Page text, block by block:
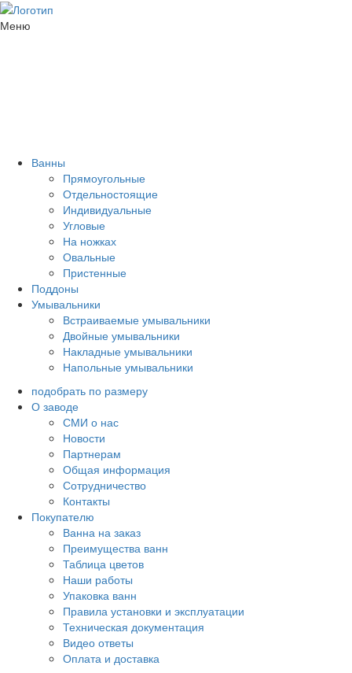
Меню
Ванны
Прямоугольные
Отдельностоящие
Индивидуальные
Угловые
На ножках
Овальные
Пристенные
Поддоны
Умывальники
Встраиваемые умывальники
Двойные умывальники
Накладные умывальники
Напольные умывальники
подобрать по размеру
О заводе
СМИ о нас
Новости
Партнерам
Общая информация
Сотрудничество
Контакты
Покупателю
Ванна на заказ
Преимущества ванн
Таблица цветов
Наши работы
Упаковка ванн
Правила установки и эксплуатации
Техническая документация
Видео ответы
Оплата и доставка